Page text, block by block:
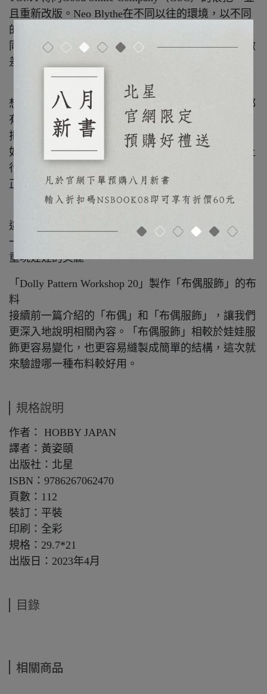
且重新改版。Neo Blythe在不同以往的環境，以不同
的模型製作後，和2021年之前的舊模型會有那些不
同？我們以娃娃專門雜誌的視角密切觀察其中的細微
差異。
「不平凡的包包和鞋子」
想做迷你包包，要用皮革還是布料？這些材料似乎都
有點普通。我們要為各位介紹的是SPICE木質包包，
把木片當成畫板自由想像設計。
如果將可愛的迷你鞋履化為配飾？就算不能真的穿上
行走，也可當成娃娃的配件。我們要為各位介紹的，
正是TAUCAP反向思考創作的銀製鞋履。
這次的示範娃娃是第一代菲比小精靈（白色兔子），
一身灰塵髒汙，絨毛蓬亂。我們還修復了說話功能，
重現娃娃的美麗。
「Dolly Pattern Workshop 20」製作「布偶服飾」的布
料
接續前一篇介紹的「布偶」和「布偶服飾」，讓我們
更深入地說明相關內容。「布偶服飾」相較於娃娃服
飾更容易變化，也更容易縫製成簡單的結構，這次就
來驗證哪一種布料較好用。
規格說明
作者： HOBBY JAPAN
譯者：黃姿頤
出版社：北星
ISBN：9786267062470
頁數：112
裝訂：平裝
印刷：全彩
規格：29.7*21
出版日：2023年4月
目錄
相關商品